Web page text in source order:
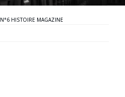
N°6 HISTOIRE MAGAZINE